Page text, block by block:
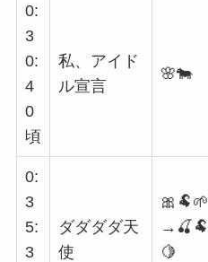
0:
3
0:
4
0
頃
私、アイド
ル宣言
🌸🐄
0:
3
5:
3
ダダダダ天
使
🎀🐏🌱
→🍒🐏
🍋